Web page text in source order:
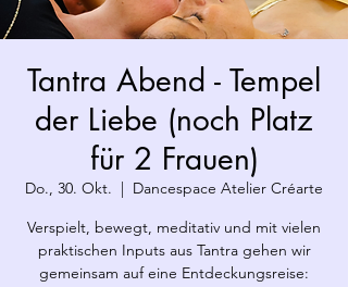
Tantra Abend - Tempel
der Liebe (noch Platz
für 2 Frauen)
Do., 30. Okt.
  |
Dancespace Atelier Créarte
Verspielt, bewegt, meditativ und mit vielen
praktischen Inputs aus Tantra gehen wir
gemeinsam auf eine Entdeckungsreise: